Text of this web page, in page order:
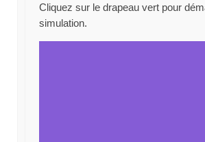
Cliquez sur le drapeau vert pour
simulation.